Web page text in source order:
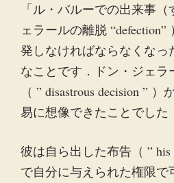
「ル・バルーでの出来事
ェラールの離脱
発しなければならなくなっ
なことです．ドン・ジェ
（ ” disastrous decision ”
易に想像できたことでした
彼は自ら出した布告（ ” his
で自分に与えられた権限